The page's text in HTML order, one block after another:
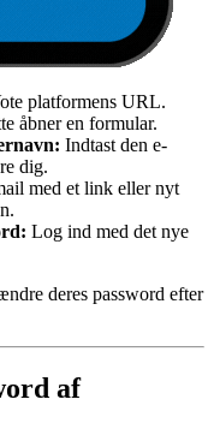
platformens URL.
åbner en formular.
Indtast den e-
dig.
med et link eller nyt
Log ind med det nye
deres password efter
af